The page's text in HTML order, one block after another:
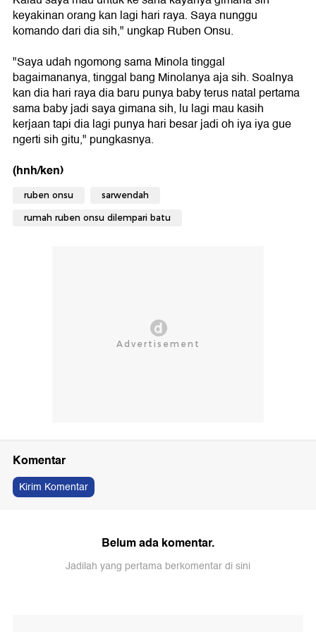
keyakinan orang kan lagi hari raya. Saya nunggu
komando dari dia sih," ungkap Ruben Onsu.
"Saya udah ngomong sama Minola tinggal
bagaimananya, tinggal bang Minolanya aja sih. Soalnya
kan dia hari raya dia baru punya baby terus natal pertama
sama baby jadi saya gimana sih, lu lagi mau kasih
kerjaan tapi dia lagi punya hari besar jadi oh iya iya gue
ngerti sih gitu," pungkasnya.
(hnh/ken)
ruben onsu sarwendah
rumah ruben onsu dilempari batu
Komentar
Kirim Komentar
Belum ada komentar.
Jadilah yang pertama berkomentar di sini